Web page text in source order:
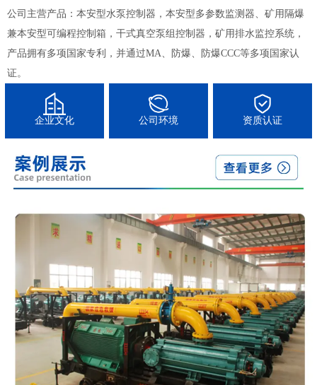
公司主营产品：本安型水泵控制器，本安型多参数监测器、矿用隔爆
兼本安型可编程控制箱，干式真空泵组控制器，矿用排水监控系统，
产品拥有多项国家专利，并通过MA、防爆、防爆CCC等多项国家认
证。
企业文化 公司环境 资质认证